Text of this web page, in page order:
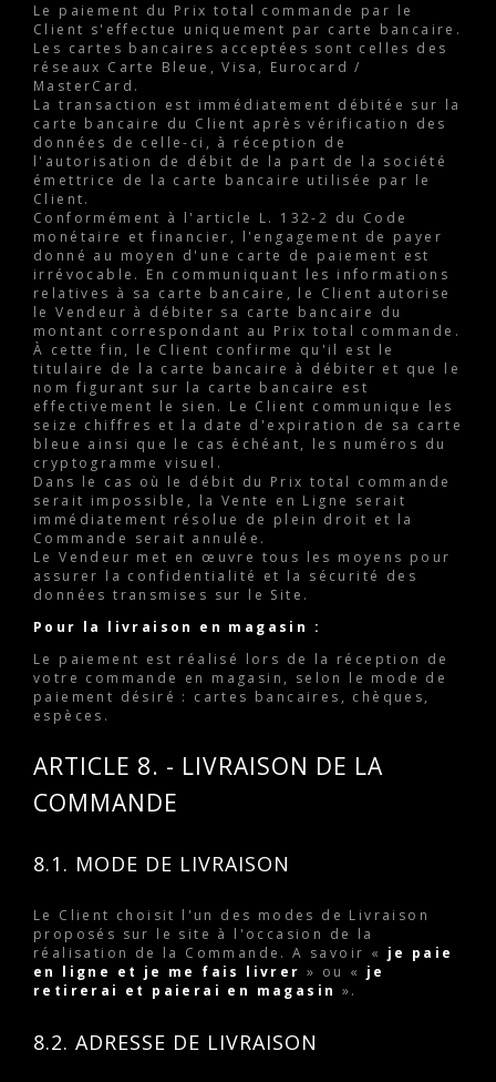
Le paiement du Prix total commande par le
Client s'effectue uniquement par carte bancaire.
Les cartes bancaires acceptées sont celles des
réseaux Carte Bleue, Visa, Eurocard /
MasterCard.
La transaction est immédiatement débitée sur la
carte bancaire du Client après vérification des
données de celle-ci, à réception de
l'autorisation de débit de la part de la société
émettrice de la carte bancaire utilisée par le
Client.
Conformément à l'article L. 132-2 du Code
monétaire et financier, l'engagement de payer
donné au moyen d'une carte de paiement est
irrévocable. En communiquant les informations
relatives à sa carte bancaire, le Client autorise
le Vendeur à débiter sa carte bancaire du
montant correspondant au Prix total commande.
À cette fin, le Client confirme qu'il est le
titulaire de la carte bancaire à débiter et que le
nom figurant sur la carte bancaire est
effectivement le sien. Le Client communique les
seize chiffres et la date d'expiration de sa carte
bleue ainsi que le cas échéant, les numéros du
cryptogramme visuel.
Dans le cas où le débit du Prix total commande
serait impossible, la Vente en Ligne serait
immédiatement résolue de plein droit et la
Commande serait annulée.
Le Vendeur met en œuvre tous les moyens pour
assurer la confidentialité et la sécurité des
données transmises sur le Site.
Pour la livraison en magasin :
Le paiement est réalisé lors de la réception de
votre commande en magasin, selon le mode de
paiement désiré : cartes bancaires, chèques,
espèces.
ARTICLE 8. - LIVRAISON DE LA
COMMANDE
8.1. MODE DE LIVRAISON
Le Client choisit l'un des modes de Livraison
proposés sur le site à l'occasion de la
réalisation de la Commande. A savoir « je paie
en ligne et je me fais livrer » ou « je
retirerai et paierai en magasin ».
8.2. ADRESSE DE LIVRAISON